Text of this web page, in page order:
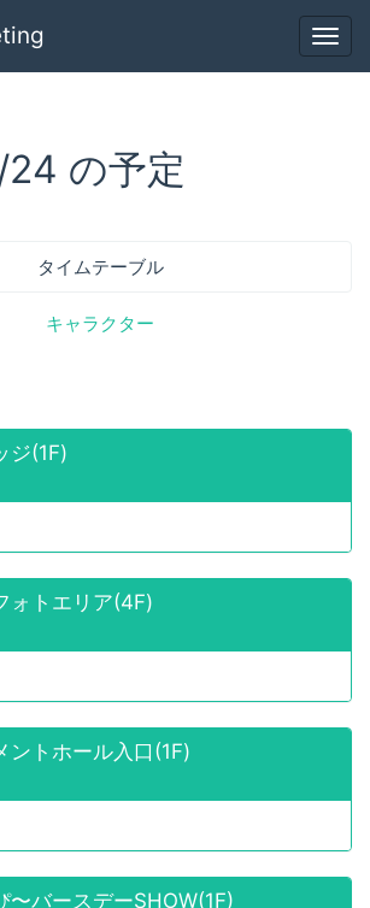
の予定
タイムテーブル
キャラクター
ジ(1F)
ォトエリア(4F)
ントホール入口(1F)
〜バースデーSHOW(1F)